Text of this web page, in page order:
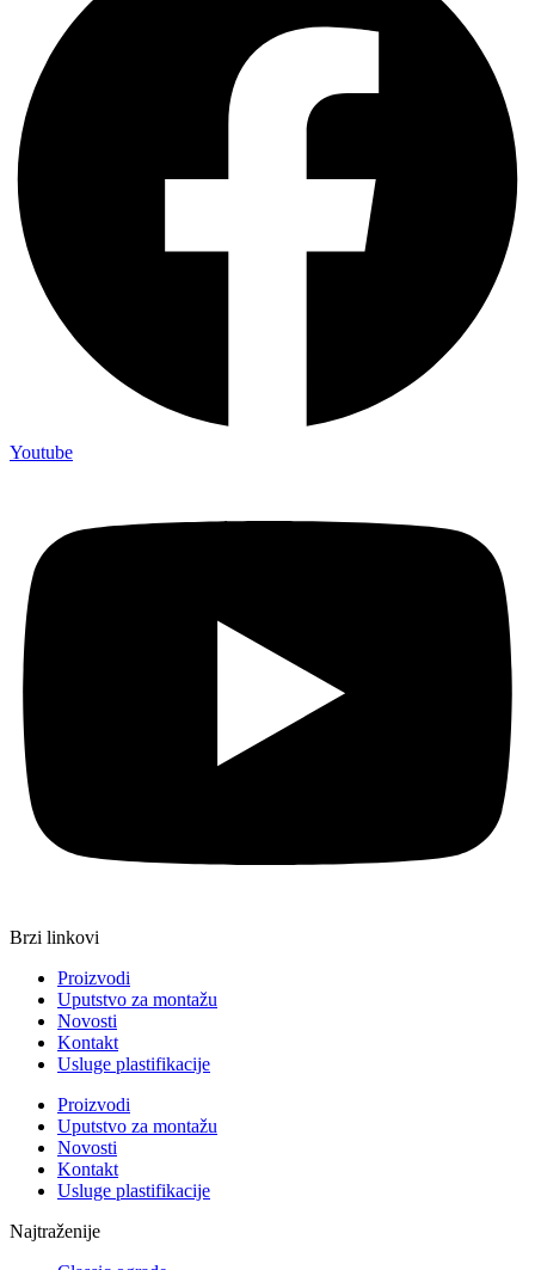
Youtube
Brzi linkovi
Proizvodi
Uputstvo za montažu
Novosti
Kontakt
Usluge plastifikacije
Proizvodi
Uputstvo za montažu
Novosti
Kontakt
Usluge plastifikacije
Najtraženije